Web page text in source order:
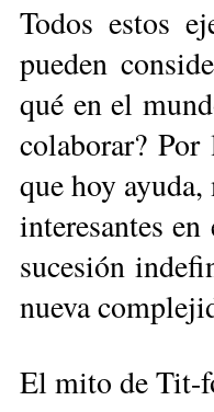
Todos estos
pueden
qué en el
colaborar?
que hoy
interesantes
sucesión
nueva
El mito de Tit-